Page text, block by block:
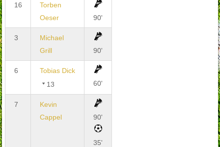
16
Torben
Oeser
90'
3
Michael
Grill
90'
6
Tobias Dick
13
60'
7
Kevin
Cappel
90'
35'